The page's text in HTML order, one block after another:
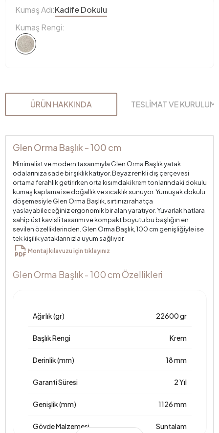
Kumaş Adı:Kadife Dokulu
Kumaş Rengi:
ÜRÜN HAKKINDA TESLİMAT VE KURULUM
Glen Orma Başlık - 100 cm
Minimalist ve modern tasarımıyla Glen Orma Başlık yatak
odalarınıza sade bir şıklık katıyor. Beyaz renkli dış çerçevesi
ortama ferahlık getirirken orta kısımdaki krem tonlarındaki dokulu
kumaş kaplama ise doğallık ve sıcaklık sunuyor. Yumuşak dokulu
döşemesiyle Glen Orma Başlık, sırtınızı rahatça
yaslayabileceğiniz ergonomik bir alan yaratıyor. Yuvarlak hatlara
sahip üst kavisli tasarımı ve kompakt boyutu bu başlığın en
sevilen özelliklerinden. Glen Orma Başlık, 100 cm genişliğiyle ise
tek kişilik yataklarınızla uyum sağlıyor.
Montaj kılavuzu için tıklayınız
Glen Orma Başlık - 100 cm Özellikleri
Ağırlık (gr) 22600 gr
Başlık Rengi Krem
Derinlik (mm) 18 mm
Garanti Süresi 2 Yıl
Genişlik (mm) 1126 mm
Gövde Malzemesi Suntalam